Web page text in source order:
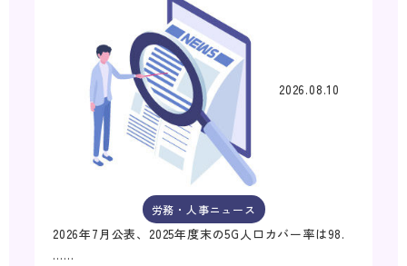
2026.08.10
労務・人事ニュース
2026年7月公表、2025年度末の5G人口カバー率は98.
……